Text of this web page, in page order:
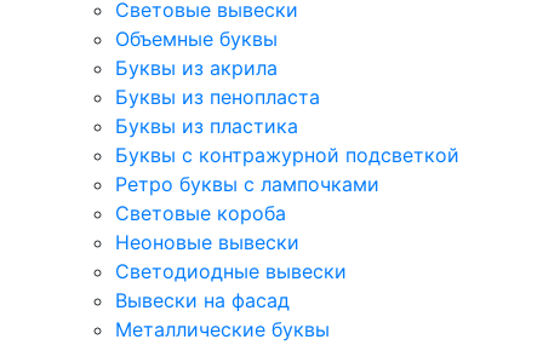
Световые вывески
Объемные буквы
Буквы из акрила
Буквы из пенопласта
Буквы из пластика
Буквы с контражурной подсветкой
Ретро буквы с лампочками
Световые короба
Неоновые вывески
Светодиодные вывески
Вывески на фасад
Металлические буквы